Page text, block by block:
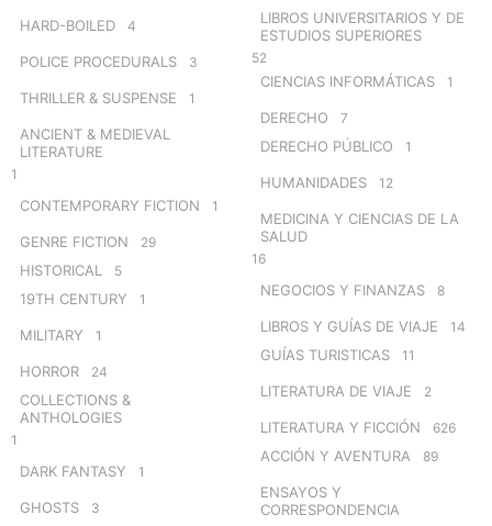
HARD-BOILED 4
POLICE PROCEDURALS 3
THRILLER & SUSPENSE 1
ANCIENT & MEDIEVAL
LITERATURE
1
CONTEMPORARY FICTION 1
GENRE FICTION 29
HISTORICAL 5
19TH CENTURY 1
MILITARY 1
HORROR 24
COLLECTIONS &
ANTHOLOGIES
1
DARK FANTASY 1
GHOSTS 3
LIBROS UNIVERSITARIOS Y DE
ESTUDIOS SUPERIORES
52
CIENCIAS INFORMÁTICAS 1
DERECHO 7
DERECHO PÚBLICO 1
HUMANIDADES 12
MEDICINA Y CIENCIAS DE LA
SALUD
16
NEGOCIOS Y FINANZAS 8
LIBROS Y GUÍAS DE VIAJE 14
GUÍAS TURISTICAS 11
LITERATURA DE VIAJE 2
LITERATURA Y FICCIÓN 626
ACCIÓN Y AVENTURA 89
ENSAYOS Y
CORRESPONDENCIA